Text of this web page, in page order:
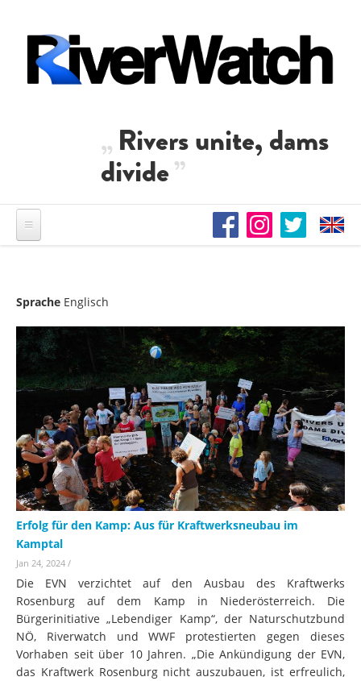
Rivers unite, dams
divide
Sprache Englisch
Erfolg für den Kamp: Aus für Kraftwerksneubau im
Kamptal
Jan 24, 2024 /
Die EVN verzichtet auf den Ausbau des Kraftwerks
Rosenburg auf dem Kamp in Niederösterreich. Die
Bürgerinitiative „Lebendiger Kamp“, der Naturschutzbund
NÖ, Riverwatch und WWF protestierten gegen dieses
Vorhaben seit über 10 Jahren. „Die Ankündigung der EVN,
das Kraftwerk Rosenburg nicht auszubauen, ist erfreulich,